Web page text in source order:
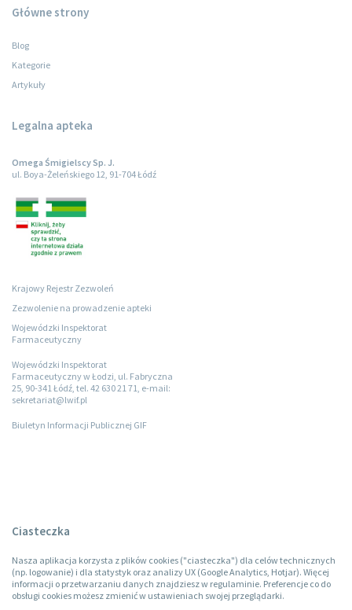
Główne strony
Blog
Kategorie
Artykuły
Legalna apteka
Omega Śmigielscy Sp. J.
ul. Boya-Żeleńskiego 12, 91-704 Łódź
Krajowy Rejestr Zezwoleń
Zezwolenie na prowadzenie apteki
Wojewódzki Inspektorat
Farmaceutyczny
Wojewódzki Inspektorat
Farmaceutyczny w Łodzi, ul. Fabryczna
25, 90-341 Łódź, tel. 42 630 21 71, e-mail:
sekretariat@lwif.pl
Biuletyn Informacji Publicznej GIF
Ciasteczka
Nasza aplikacja korzysta z plików cookies ("ciasteczka") dla celów technicznych
(np. logowanie) i dla statystyk oraz analizy UX (Google Analytics, Hotjar). Więcej
informacji o przetwarzaniu danych znajdziesz w regulaminie. Preferencje co do
obsługi cookies możesz zmienić w ustawieniach swojej przeglądarki.